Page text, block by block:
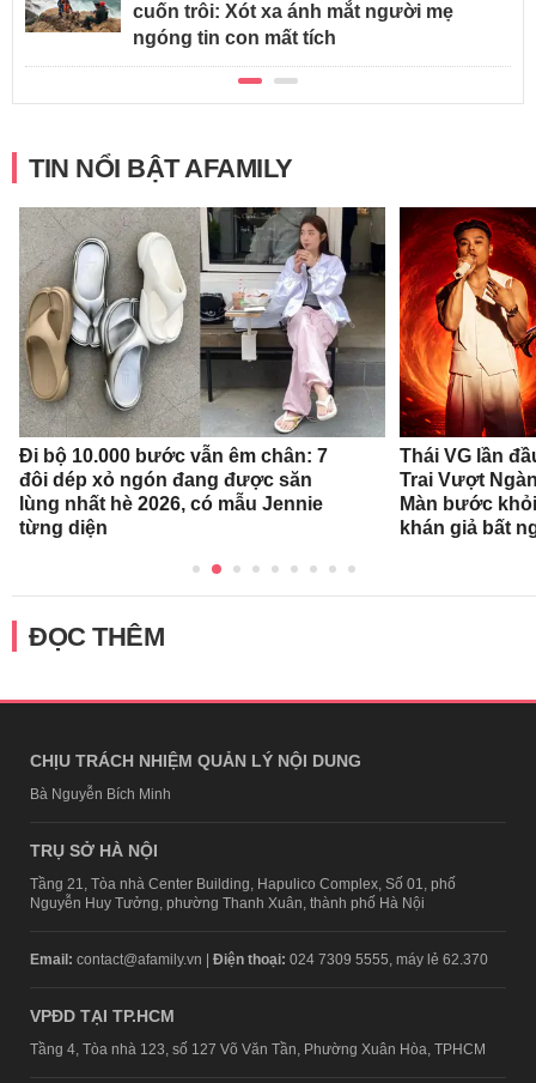
cuốn trôi: Xót xa ánh mắt người mẹ
ngóng tin con mất tích
TIN NỔI BẬT AFAMILY
Đi bộ 10.000 bước vẫn êm chân: 7
đôi dép xỏ ngón đang được săn
lùng nhất hè 2026, có mẫu Jennie
từng diện
Thái VG lần
Trai Vượt
Màn bước
khán giả bất
ĐỌC THÊM
CHỊU TRÁCH NHIỆM QUẢN LÝ NỘI DUNG
Bà Nguyễn Bích Minh
TRỤ SỞ HÀ NỘI
Tầng 21, Tòa nhà Center Building, Hapulico Complex, Số 01, phố
Nguyễn Huy Tưởng, phường Thanh Xuân, thành phố Hà Nội
Email: contact@afamily.vn | Điện thoại: 024 7309 5555, máy lẻ 62.370
VPĐD TẠI TP.HCM
Tầng 4, Tòa nhà 123, số 127 Võ Văn Tần, Phường Xuân Hòa, TPHCM